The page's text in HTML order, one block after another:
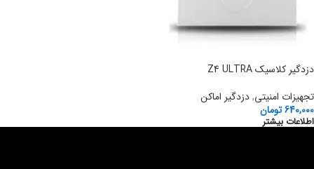
دزدگیر کلاسیک Z4 ULTRA
تجهیزات امنیتی,دزدگیر اماکن
640,000تومان
اطلاعات بیشتر